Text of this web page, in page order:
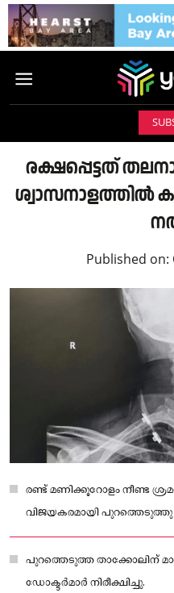
രക്ഷപ്പെട്ടത്
ശ്വാസനാളത്തിൽ
Published on:
രണ്ട് മണിക്കൂറോളം നീണ്ട
വിജയകരമായി പുറത്തെടുത്തു
പുറത്തെടുത്ത താക്കോലിന്
ഡോക്ടർമാർ നിരീക്ഷിച്ചു.